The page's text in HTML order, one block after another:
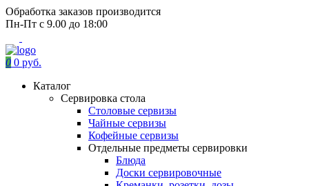
Обработка заказов производится
Пн-Пт с 9.00 до 18:00
0 0 руб.
Каталог
Сервировка стола
Столовые сервизы
Чайные сервизы
Кофейные сервизы
Отдельные предметы сервировки
Блюда
Доски сервировочные